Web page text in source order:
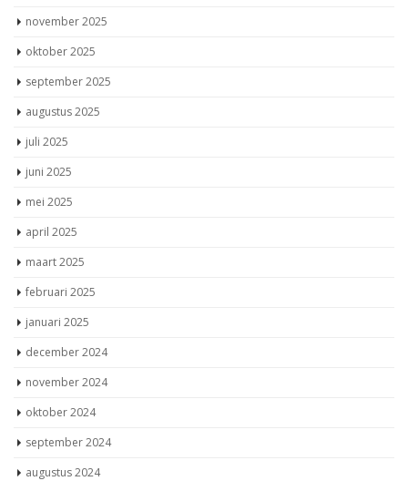
november 2025
oktober 2025
september 2025
augustus 2025
juli 2025
juni 2025
mei 2025
april 2025
maart 2025
februari 2025
januari 2025
december 2024
november 2024
oktober 2024
september 2024
augustus 2024